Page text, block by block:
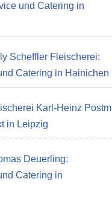
und Catering in
Scheffler Fleischerei:
Catering in Hainichen
Karl-Heinz Postm
in Leipzig
Deuerling:
Catering in